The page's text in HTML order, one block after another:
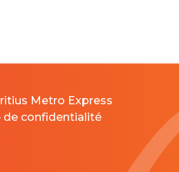
Metro Express
de confidentialité